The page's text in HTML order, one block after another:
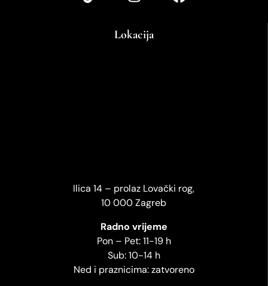
Lokacija
Ilica 14 – prolaz Lovački rog,
10 000 Zagreb
Radno vrijeme
Pon – Pet: 11-19 h
Sub: 10-14 h
Ned i praznicima: zatvoreno